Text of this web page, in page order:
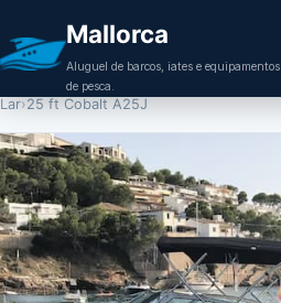
Mallorca
Aluguel de barcos, iates e equipamentos
de pesca.
Lar›25 ft Cobalt A25J